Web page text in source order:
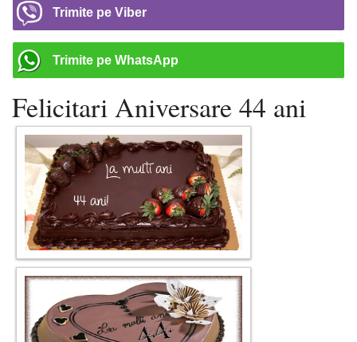
Trimite pe Viber
Trimite pe WhatsApp
Felicitari Aniversare 44 ani